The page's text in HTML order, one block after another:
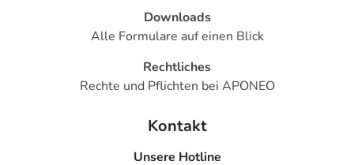
- Otosklerose (Erkrankung mit Verknöcherung der
- Lupus erythematodes
Welche Altersgruppe ist zu beachten?
- Erwachsene ab 35 Jahren: Das Arzneimittel ist mit
besonderer Vorsicht anzuwenden.
Downloads
Alle Formulare auf einen Blick
Rechtliches
Rechte und Pflichten bei APONEO
Kontakt
Unsere Hotline